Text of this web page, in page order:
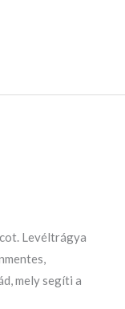
Levéltrágya
mely segíti a